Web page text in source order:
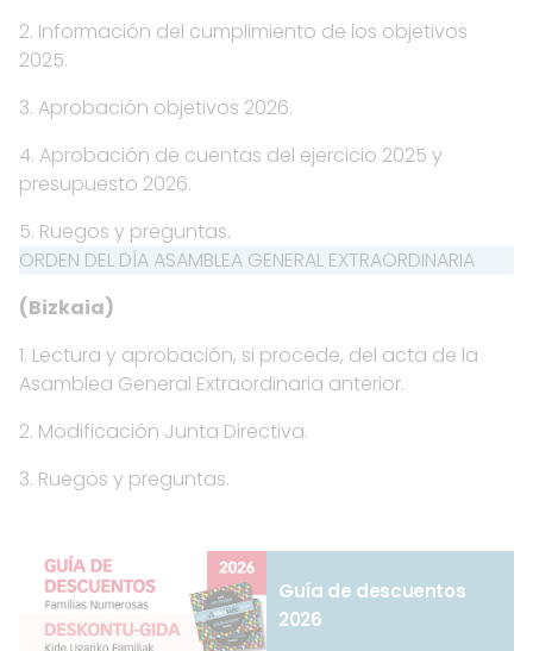
2. Información del cumplimiento de los objetivos
2025.
3. Aprobación objetivos 2026.
4. Aprobación de cuentas del ejercicio 2025 y
presupuesto 2026.
5. Ruegos y preguntas.
ORDEN DEL DÍA ASAMBLEA GENERAL EXTRAORDINARIA
(Bizkaia)
1. Lectura y aprobación, si procede, del acta de la
Asamblea General Extraordinaria anterior.
2. Modificación Junta Directiva.
3. Ruegos y preguntas.
Guía de descuentos
2026